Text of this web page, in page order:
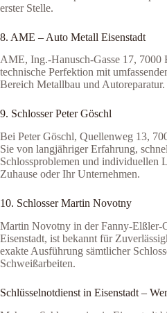
erster Stelle.
8. AME – Auto Metall Eisenstadt
AME, Ing.-Hanusch-Gasse 17, 7000
technische Perfektion mit
Bereich Metallbau und Autoreparatur.
9. Schlosser Peter Göschl
Bei Peter Göschl, Quellenweg 13,
Sie von langjähriger Erfahrung,
Schlossproblemen und individuellen
Zuhause oder Ihr Unternehmen.
10. Schlosser Martin Novotny
Martin Novotny in der Fanny-Elßler-
Eisenstadt, ist bekannt für
exakte Ausführung sämtlicher
Schweißarbeiten.
Schlüsselnotdienst in Eisenstadt –